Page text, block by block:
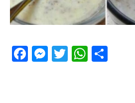
Facebook
Messenger
Twitter